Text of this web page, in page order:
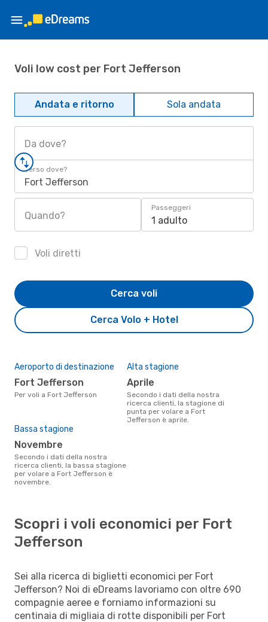
Voli low cost per Fort Jefferson
Andata e ritorno Sola andata
Da dove?
Verso dove?
Fort Jefferson
Quando?
Passeggeri
1 adulto
Voli diretti
Cerca Volo + Hotel
Cerca voli
Aeroporto di destinazione
Fort Jefferson
Per voli a Fort Jefferson
Alta stagione
aprile
Secondo i dati della nostra
ricerca clienti, la stagione di
punta per volare a Fort
Jefferson è aprile.
Bassa stagione
novembre
Secondo i dati della nostra
ricerca clienti, la bassa stagione
per volare a Fort Jefferson è
novembre.
Scopri i voli economici per Fort
Jefferson
Sei alla ricerca di biglietti economici per Fort
Jefferson? Noi di eDreams lavoriamo con oltre 690
compagnie aeree e forniamo informazioni su
centinaia di migliaia di rotte disponibili per Fort